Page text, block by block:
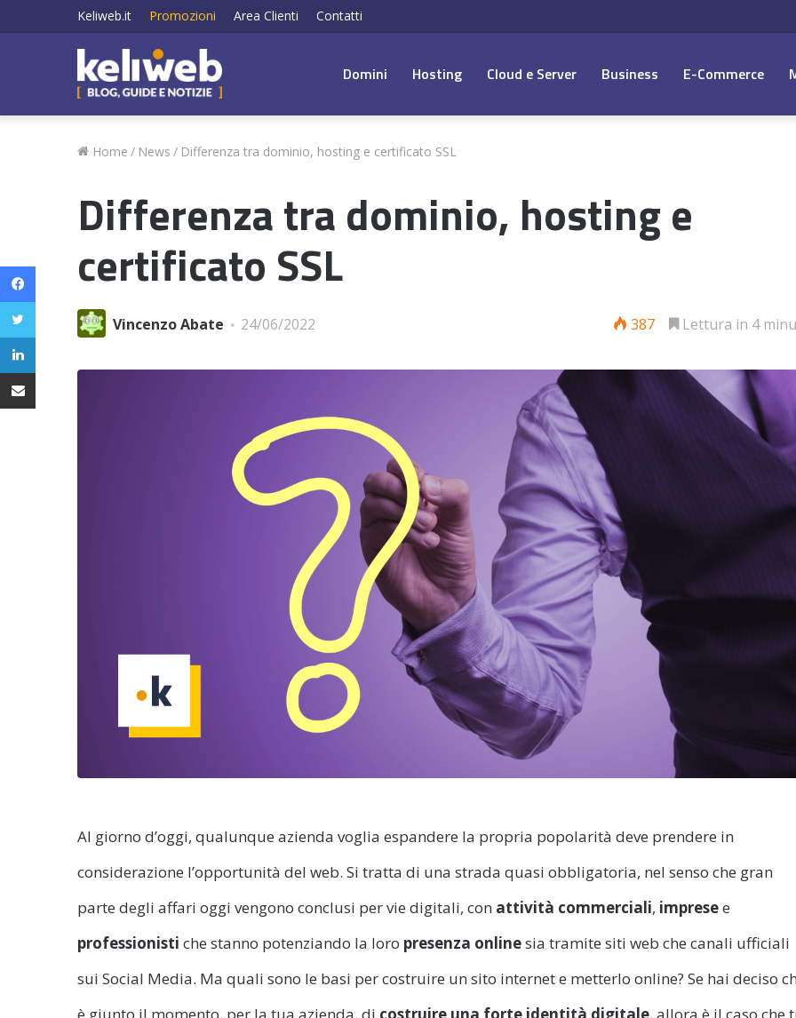
Keliweb.it Promozioni Area Clienti Contatti
Domini Hosting Cloud e Server Business E-Commerce
Home / News / Differenza tra dominio, hosting e certificato SSL
Differenza tra dominio, hosting e
certificato SSL
Vincenzo Abate 24/06/2022 387 Lettura in 4
Al giorno d’oggi, qualunque azienda voglia espandere la propria popolarità deve prendere in
considerazione l’opportunità del web. Si tratta di una strada quasi obbligatoria, nel senso che gran
parte degli affari oggi vengono conclusi per vie digitali, con attività commerciali, impresee
professionisti che stanno potenziando la loro presenza onlinesia tramite siti web che canali ufficiali
sui Social Media. Ma quali sono le basi per costruire un sito internet e metterlo online? Se hai deciso
Facebook
Twitter
LinkedIn
Condividi via email